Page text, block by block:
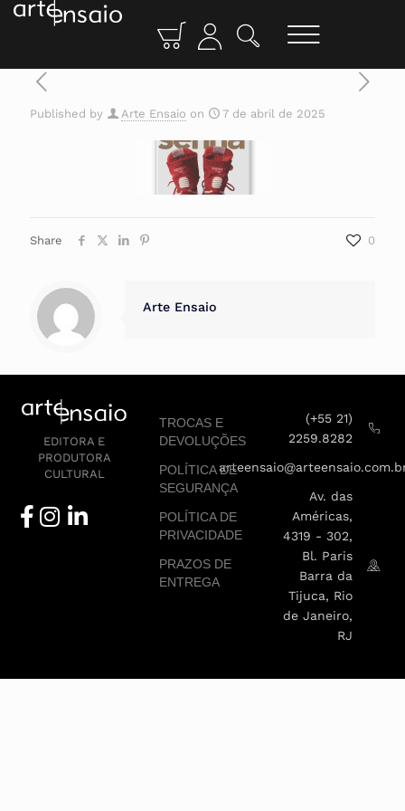
Published by Arte Ensaio on 7 de abril de 2025
Share 0
Arte Ensaio
EDITORA E
PRODUTORA
CULTURAL
TROCAS E
DEVOLUÇÕES
POLÍTICA DE
SEGURANÇA
POLÍTICA DE
PRIVACIDADE
PRAZOS DE
ENTREGA
(+55 21)
2259.8282
Av. das
Américas,
4319 - 302,
Bl. Paris
Barra da
Tijuca, Rio
de Janeiro,
RJ